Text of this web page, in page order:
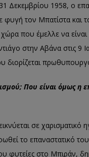
Δεκεμβρίου 1958, ο
τον Μπατίστα και
που έμελλε να είναι
στην Αβάνα στις
διορίζεται
Που είναι όμως η
σε χαρισματικό
το επαναστατικό
φυτείες στο Μπιράν,